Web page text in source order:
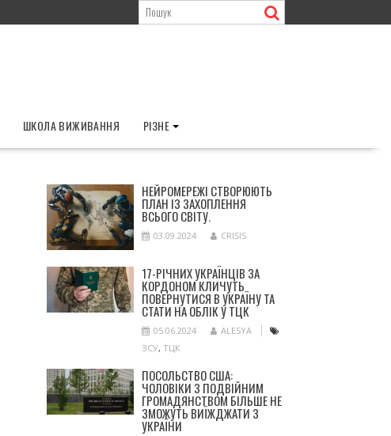
ШКОЛА ВИЖИВАННЯ РІЗНЕ
НЕЙРОМЕРЕЖІ СТВОРЮЮТЬ
ПЛАН ІЗ ЗАХОПЛЕННЯ
ВСЬОГО СВІТУ.
03.09.2024 CRISIS
17-РІЧНИХ УКРАЇНЦІВ ЗА
КОРДОНОМ КЛИЧУТЬ
ПОВЕРНУТИСЯ В УКРАЇНУ ТА
СТАТИ НА ОБЛІК У ТЦК
05.06.2024
ALESYA
ЗСУ, ТЦК
ПОСОЛЬСТВО США:
ЧОЛОВІКИ З ПОДВІЙНИМ
ГРОМАДЯНСТВОМ БІЛЬШЕ НЕ
ЗМОЖУТЬ ВИЇЖДЖАТИ З
УКРАЇНИ